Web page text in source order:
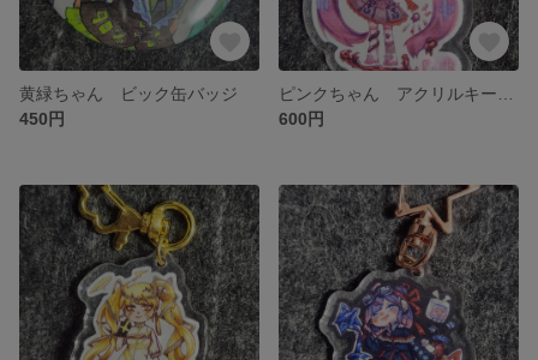
黄緑ちゃん ビック缶バッジ
450円
600円